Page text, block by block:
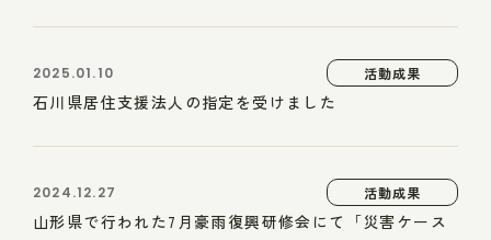
2025.01.10 活動成果
石川県居住支援法人の指定を受けました
2024.12.27 活動成果
山形県で行われた7月豪雨復興研修会にて「災害ケース